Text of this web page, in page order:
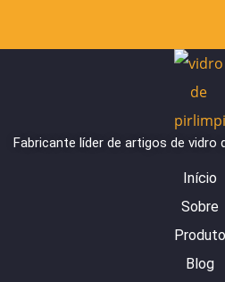
Fabricante líder de artigos de vidro
Início
Sobre
Produto
Blog